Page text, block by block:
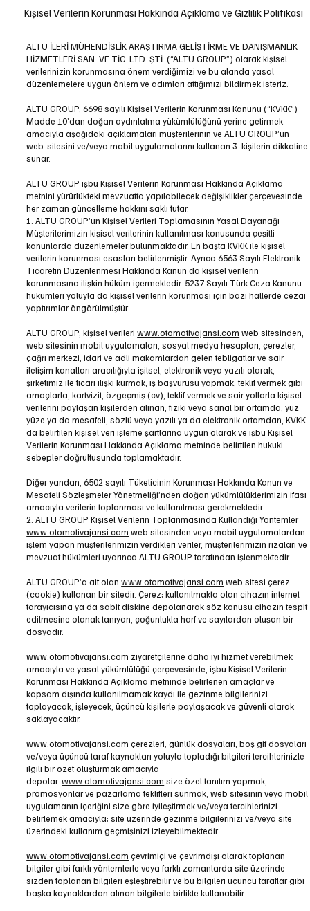
Kişisel Verilerin Korunması Hakkında Açıklama ve Gizlilik Politikası
ALTU İLERİ MÜHENDİSLİK ARAŞTIRMA GELİŞTİRME VE DANIŞMANLIK
HİZMETLERİ SAN. VE TİC. LTD. ŞTİ. (“ALTU GROUP”) olarak kişisel
verilerinizin korunmasına önem verdiğimizi ve bu alanda yasal
düzenlemelere uygun önlem ve adımları attığımızı bildirmek isteriz.
ALTU GROUP, 6698 sayılı Kişisel Verilerin Korunması Kanunu (“KVKK”)
Madde 10’dan doğan aydınlatma yükümlülüğünü yerine getirmek
amacıyla aşağıdaki açıklamaları müşterilerinin ve ALTU GROUP’un
web-sitesini ve/veya mobil uygulamalarını kullanan 3. kişilerin dikkatine
sunar.
ALTU GROUP işbu Kişisel Verilerin Korunması Hakkında Açıklama
metnini yürürlükteki mevzuatta yapılabilecek değişiklikler çerçevesinde
her zaman güncelleme hakkını saklı tutar.
1. ALTU GROUP’un Kişisel Verileri Toplamasının Yasal Dayanağı
Müşterilerimizin kişisel verilerinin kullanılması konusunda çeşitli
kanunlarda düzenlemeler bulunmaktadır. En başta KVKK ile kişisel
verilerin korunması esasları belirlenmiştir. Ayrıca 6563 Sayılı Elektronik
Ticaretin Düzenlenmesi Hakkında Kanun da kişisel verilerin
korunmasına ilişkin hüküm içermektedir. 5237 Sayılı Türk Ceza Kanunu
hükümleri yoluyla da kişisel verilerin korunması için bazı hallerde cezai
yaptırımlar öngörülmüştür.
ALTU GROUP, kişisel verileriwww.otomotivajansi.com web sitesinden,
web sitesinin mobil uygulamaları, sosyal medya hesapları, çerezler,
çağrı merkezi, idari ve adli makamlardan gelen tebligatlar ve sair
iletişim kanalları aracılığıyla işitsel, elektronik veya yazılı olarak,
şirketimiz ile ticari ilişki kurmak, iş başvurusu yapmak, teklif vermek gibi
amaçlarla, kartvizit, özgeçmiş (cv), teklif vermek ve sair yollarla kişisel
verilerini paylaşan kişilerden alınan, fiziki veya sanal bir ortamda, yüz
yüze ya da mesafeli, sözlü veya yazılı ya da elektronik ortamdan, KVKK
da belirtilen kişisel veri işleme şartlarına uygun olarak ve işbu Kişisel
Verilerin Korunması Hakkında Açıklama metninde belirtilen hukuki
sebepler doğrultusunda toplamaktadır.
Diğer yandan, 6502 sayılı Tüketicinin Korunması Hakkında Kanun ve
Mesafeli Sözleşmeler Yönetmeliği’nden doğan yükümlülüklerimizin ifası
amacıyla verilerin toplanması ve kullanılması gerekmektedir.
2. ALTU GROUP Kişisel Verilerin Toplanmasında Kullandığı Yöntemler
www.otomotivajansi.com web sitesinden veya mobil uygulamalardan
işlem yapan müşterilerimizin verdikleri veriler, müşterilerimizin rızaları ve
mevzuat hükümleri uyarınca ALTU GROUP tarafından işlenmektedir.
ALTU GROUP’a ait olanwww.otomotivajansi.com web sitesi çerez
(cookie) kullanan bir sitedir. Çerez; kullanılmakta olan cihazın internet
tarayıcısına ya da sabit diskine depolanarak söz konusu cihazın tespit
edilmesine olanak tanıyan, çoğunlukla harf ve sayılardan oluşan bir
dosyadır.
www.otomotivajansi.com ziyaretçilerine daha iyi hizmet verebilmek
amacıyla ve yasal yükümlülüğü çerçevesinde, işbu Kişisel Verilerin
Korunması Hakkında Açıklama metninde belirlenen amaçlar ve
kapsam dışında kullanılmamak kaydı ile gezinme bilgilerinizi
toplayacak, işleyecek, üçüncü kişilerle paylaşacak ve güvenli olarak
saklayacaktır.
www.otomotivajansi.com çerezleri; günlük dosyaları, boş gif dosyaları
ve/veya üçüncü taraf kaynakları yoluyla topladığı bilgileri tercihlerinizle
ilgili bir özet oluşturmak amacıyla
depolar.www.otomotivajansi.com size özel tanıtım yapmak,
promosyonlar ve pazarlama teklifleri sunmak, web sitesinin veya mobil
uygulamanın içeriğini size göre iyileştirmek ve/veya tercihlerinizi
belirlemek amacıyla; site üzerinde gezinme bilgilerinizi ve/veya site
üzerindeki kullanım geçmişinizi izleyebilmektedir.
www.otomotivajansi.com çevrimiçi ve çevrimdışı olarak toplanan
bilgiler gibi farklı yöntemlerle veya farklı zamanlarda site üzerinde
sizden toplanan bilgileri eşleştirebilir ve bu bilgileri üçüncü taraflar gibi
başka kaynaklardan alınan bilgilerle birlikte kullanabilir.